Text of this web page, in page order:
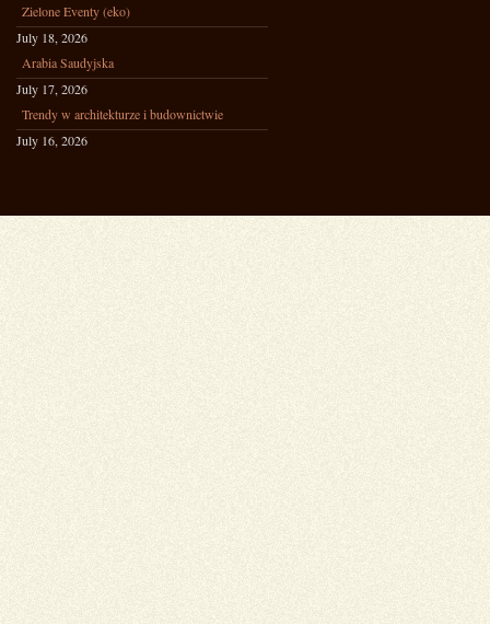
Zielone Eventy (eko)
July 18, 2026
Arabia Saudyjska
July 17, 2026
Trendy w architekturze i budownictwie
July 16, 2026